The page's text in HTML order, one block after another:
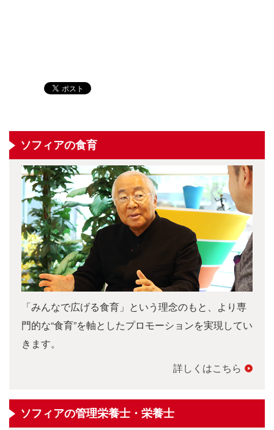
ソフィアの食育
「みんなで広げる食育」という理念のもと、より専
門的な“食育”を軸としたプロモーションを実現してい
きます。
詳しくはこちら
ソフィアの管理栄養士・栄養士